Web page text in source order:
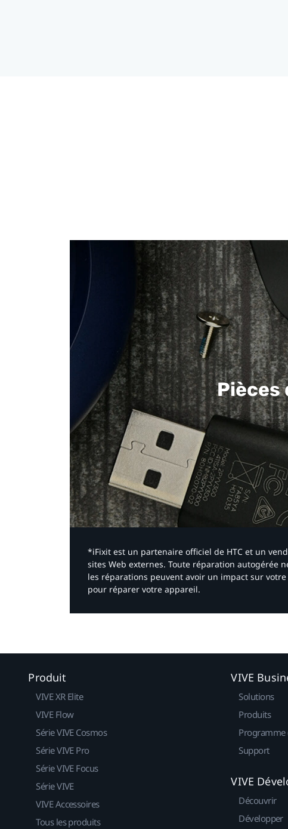
Pièces
*iFixit est un partenaire officiel de HTC et un
sites Web externes. Toute réparation autogérée
les réparations peuvent avoir un impact sur
pour réparer votre appareil.​
Produit
VIVE XR Elite
VIVE Flow
Série VIVE Cosmos
Série VIVE Pro
Série VIVE Focus
Série VIVE
VIVE Accessoires
Tous les produits
VIVE
Solutions
Produits
Programme
Support
VIVE
Découvrir
Développer